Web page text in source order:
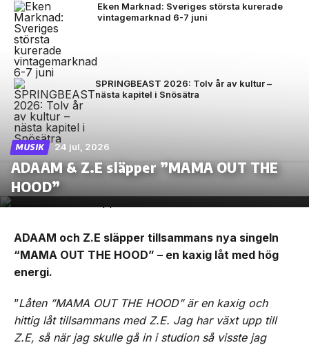
Eken Marknad: Sveriges största kurerade
vintagemarknad 6-7 juni
SPRINGBEAST 2026: Tolv år av kultur –
nästa kapitel i Snösätra
MUSIK 24 jul, 2026
ADAAM & Z.E släpper ”MAMA OUT THE
HOOD”
ADAAM och Z.E släpper tillsammans nya singeln
“MAMA OUT THE HOOD” – en kaxig låt med hög
energi.
”Låten ”MAMA OUT THE HOOD” är en kaxig och
hittig låt tillsammans med Z.E. Jag har växt upp till
Z.E, så när jag skulle gå in i studion så visste jag